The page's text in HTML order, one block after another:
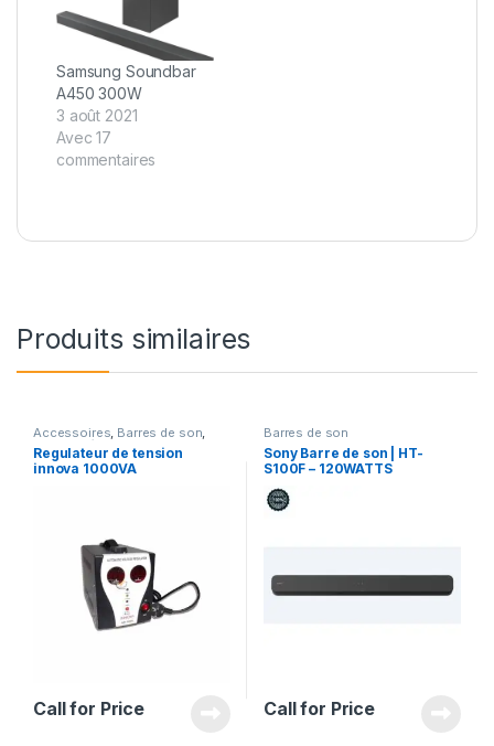
Samsung Soundbar
A450 300W
3 août 2021
Avec 17
commentaires
Produits similaires
Accessoires, Barres de son,
Electroménager ,Home Cinema
TV,TV & Audio
Regulateur de tension
innova 1000VA
Call for Price
Barres de son
Sony Barre de son | HT-
S100F – 120WATTS
Call for Price